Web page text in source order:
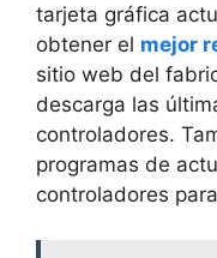
tarjeta gráfica
obtener el mejor
sitio web del
descarga las
controladores.
programas de
controladores